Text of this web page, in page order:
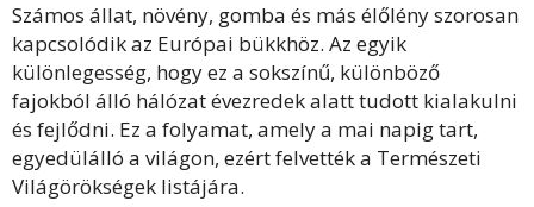
Számos állat, növény, gomba és más élőlény szorosan
kapcsolódik az Európai bükkhöz. Az egyik
különlegesség, hogy ez a sokszínű, különböző
fajokból álló hálózat évezredek alatt tudott kialakulni
és fejlődni. Ez a folyamat, amely a mai napig tart,
egyedülálló a világon, ezért felvették a Természeti
Világörökségek listájára.